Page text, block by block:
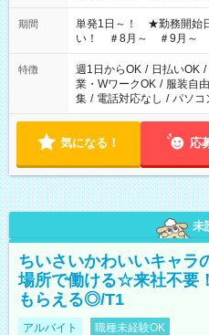
ださい！
期間
単発1日～！ ★勤務開始
い！ ＃8月～ ＃9月～
特徴 週1日からOK / 日払いOK /
業・WワークOK / 服装自由
集 / 電話対応なし / パソコ
気になる！ 応
未
ちいさいかわいいキャラ
場所で働ける☆来社不要
もらえる◎/T1
アルバイト 職種未経験OK